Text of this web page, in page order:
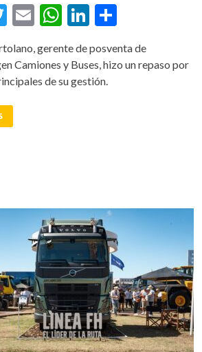
Twitter
EmailWhatsApp
LinkedIn
gerente de posventa de
Camiones y Buses, hizo un repaso por
de su gestión.